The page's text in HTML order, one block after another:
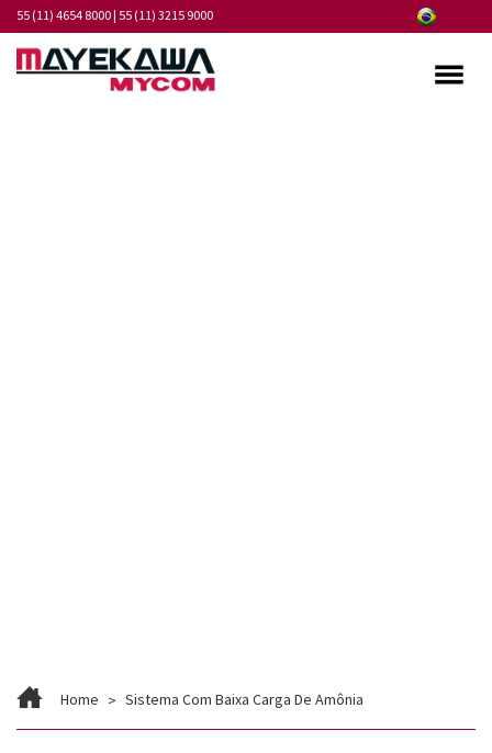
55 (11) 4654 8000| 55 (11) 3215 9000
Home Sistema Com Baixa Carga De Amônia